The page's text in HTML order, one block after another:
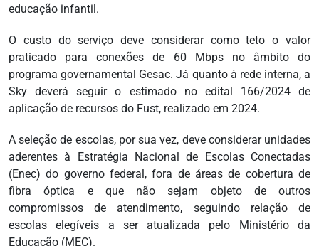
educação infantil.
O custo do serviço deve considerar como teto o valor
praticado para conexões de 60 Mbps no âmbito do
programa governamental Gesac. Já quanto à rede interna, a
Sky deverá seguir o estimado no edital 166/2024 de
aplicação de recursos do Fust, realizado em 2024.
A seleção de escolas, por sua vez, deve considerar unidades
aderentes à Estratégia Nacional de Escolas Conectadas
(Enec) do governo federal, fora de áreas de cobertura de
fibra óptica e que não sejam objeto de outros
compromissos de atendimento, seguindo relação de
escolas elegíveis a ser atualizada pelo Ministério da
Educação (MEC).